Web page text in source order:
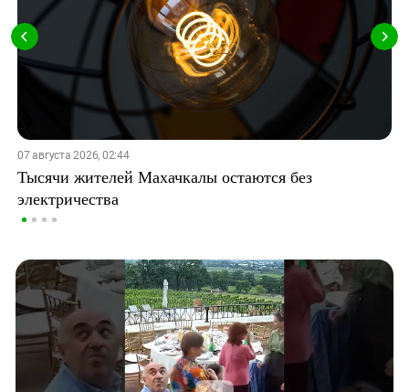
07 августа 2026, 02:44
Тысячи жителей Махачкалы остаются без
электричества